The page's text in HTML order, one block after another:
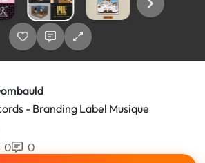
- Branding Label Musique
0
0